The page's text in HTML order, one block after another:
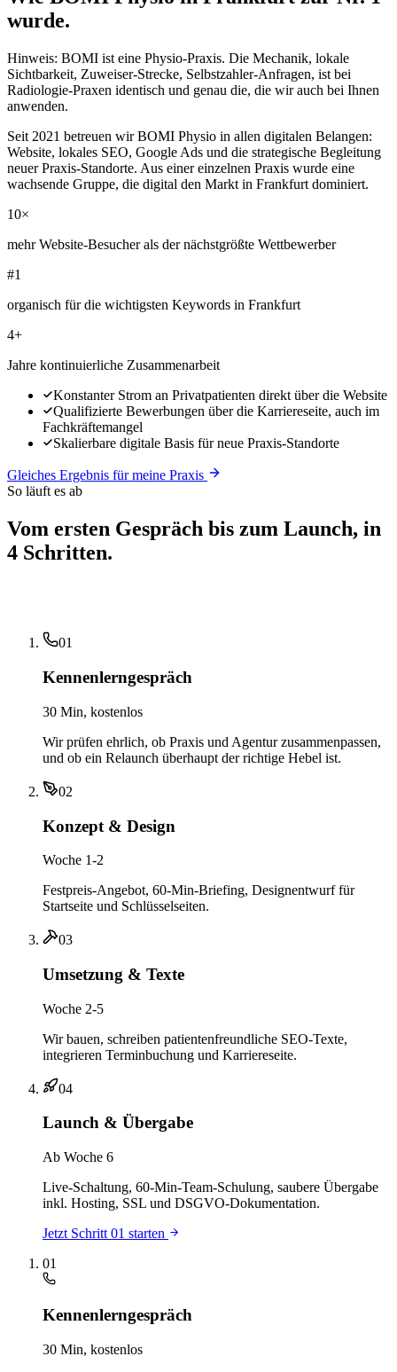
wurde.
Hinweis: BOMI ist eine Physio-Praxis. Die Mechanik, lokale
Sichtbarkeit, Zuweiser-Strecke, Selbstzahler-Anfragen, ist bei
Radiologie-Praxen identisch und genau die, die wir auch bei Ihnen
anwenden.
Seit 2021 betreuen wir BOMI Physio in allen digitalen Belangen:
Website, lokales SEO, Google Ads und die strategische Begleitung
neuer Praxis-Standorte. Aus einer einzelnen Praxis wurde eine
wachsende Gruppe, die digital den Markt in Frankfurt dominiert.
10×
mehr Website-Besucher als der nächstgrößte Wettbewerber
#1
organisch für die wichtigsten Keywords in Frankfurt
4+
Jahre kontinuierliche Zusammenarbeit
Konstanter Strom an Privatpatienten direkt über die Website
Qualifizierte Bewerbungen über die Karriereseite, auch im
Fachkräftemangel
Skalierbare digitale Basis für neue Praxis-Standorte
Gleiches Ergebnis für meine Praxis
So läuft es ab
Vom ersten Gespräch bis zum Launch, in
4 Schritten.
01
Kennenlerngespräch
30 Min, kostenlos
Wir prüfen ehrlich, ob Praxis und Agentur zusammenpassen,
und ob ein Relaunch überhaupt der richtige Hebel ist.
02
Konzept & Design
Woche 1-2
Festpreis-Angebot, 60-Min-Briefing, Designentwurf für
Startseite und Schlüsselseiten.
03
Umsetzung & Texte
Woche 2-5
Wir bauen, schreiben patientenfreundliche SEO-Texte,
integrieren Terminbuchung und Karriereseite.
04
Launch & Übergabe
Ab Woche 6
Live-Schaltung, 60-Min-Team-Schulung, saubere Übergabe
inkl. Hosting, SSL und DSGVO-Dokumentation.
Jetzt Schritt 01 starten
01
Kennenlerngespräch
30 Min, kostenlos